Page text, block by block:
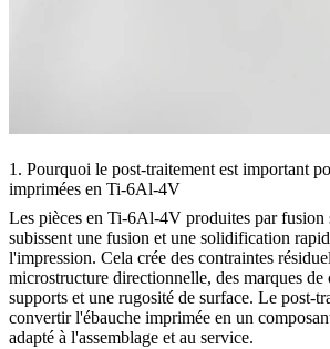
1. Pourquoi le post-traitement est important
imprimées en Ti-6Al-4V
Les pièces en Ti-6Al-4V produites parfusion
subissent une fusion et une solidification
l'impression. Cela crée des contraintes
microstructure directionnelle, des marques de
supports et une rugosité de surface. Le post-
convertir l'ébauche imprimée en un
adapté à l'assemblage et au service.